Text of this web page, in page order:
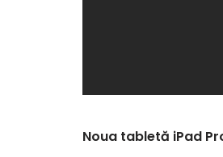
Noua tabletă iPad